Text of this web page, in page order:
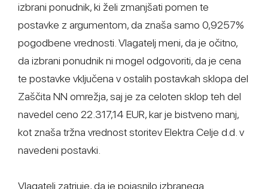
izbrani ponudnik, ki želi zmanjšati pomen te
postavke z argumentom, da znaša samo 0,9257%
pogodbene vrednosti. Vlagatelj meni, da je očitno,
da izbrani ponudnik ni mogel odgovoriti, da je cena
te postavke vključena v ostalih postavkah sklopa del
Zaščita NN omrežja, saj je za celoten sklop teh del
navedel ceno 22.317,14 EUR, kar je bistveno manj,
kot znaša tržna vrednost storitev Elektra Celje d.d. v
navedeni postavki.
Vlagatelj zatrjuje, da je pojasnilo izbranega